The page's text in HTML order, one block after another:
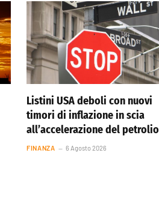
Listini USA deboli con nuovi
timori di inflazione in scia
all’accelerazione del petrolio
FINANZA 6 Agosto 2026